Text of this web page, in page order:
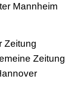
Mannheim
Zeitung
Zeitung